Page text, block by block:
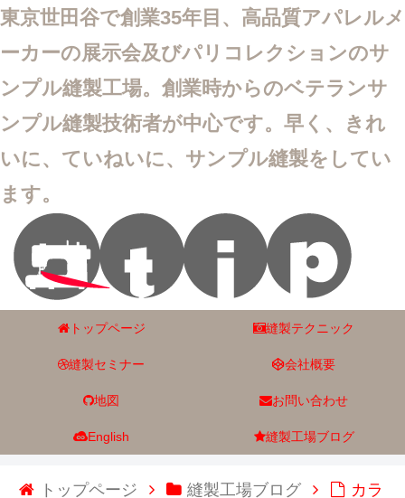
東京世田谷で創業35年目、高品質アパレルメ
ーカーの展示会及びパリコレクションのサ
ンプル縫製工場。創業時からのベテランサ
ンプル縫製技術者が中心です。早く、きれ
いに、ていねいに、サンプル縫製をしてい
ます。
トップページ 縫製テクニック
縫製セミナー 会社概要
地図 お問い合わせ
English 縫製工場ブログ
トップページ 縫製工場ブログ
カラ